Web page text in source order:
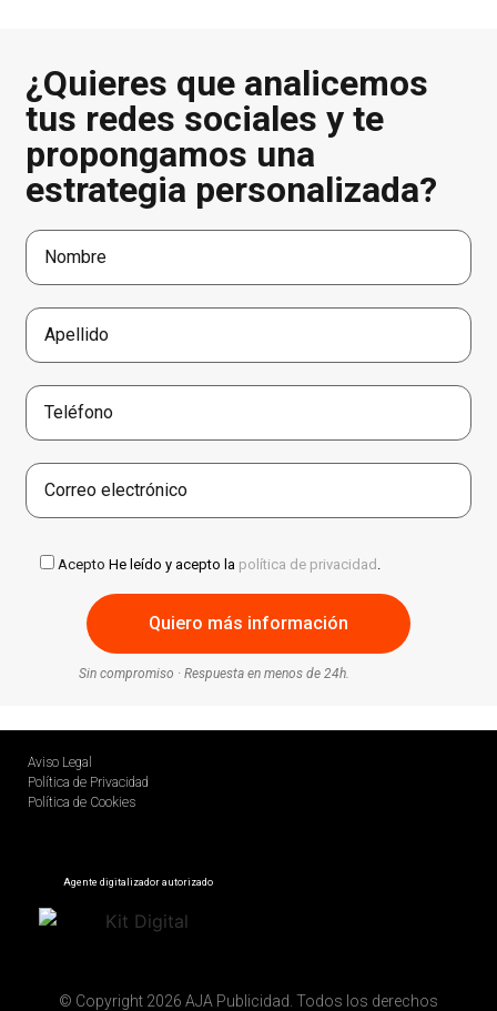
¿Quieres que analicemos
tus redes sociales y te
propongamos una
estrategia personalizada?
Acepto He leído y acepto la política de privacidad
Sin compromiso · Respuesta en menos de 24h.
Aviso Legal
Política de Privacidad
Política de Cookies
Agente digitalizador autorizado
© Copyright 2026 AJA Publicidad. Todos los derechos